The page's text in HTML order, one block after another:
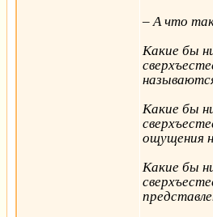
– А что
Какие бы
Какие бы
ощущения
Какие бы